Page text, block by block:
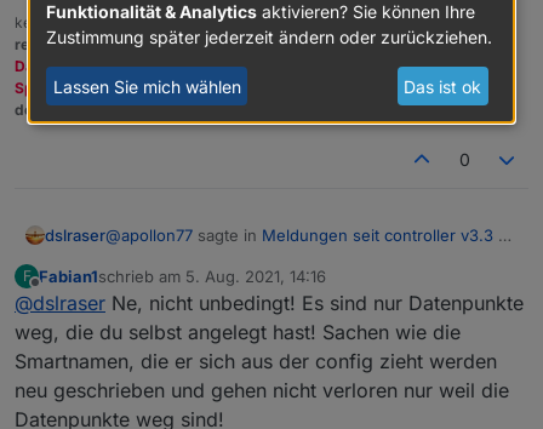
kein Support per PN! - Fragen im Forum stellen - Benutzt das Voting
rechts unten im Beitrag wenn er euch geholfen hat.
Das Forum freut sich über eine Spende. Benutzt dazu den
Spendenbutton oben rechts. Danke!
der Installationsfixer:curl -fsL https://iobroker.net/fix.sh | bash -
0
dslraser@apollon77 sagte in Meldungen seit controller v3.3 zu
@ slowman Du kannst die Instanz löschen und
neu anlegen, oder einfach nur im Admin
hingehen und die betroffenen Objekte Löschen
(die haben alle nen kleinen Papierkorb rechts,
ggf im Expertenmodus). Adapter neu starten und
schauen
Wären das die einzigen Möglichkeiten ?
Dann sind alle Smartnamen für iot oder auch custom
Einstellungen für influxdb oder iqontrol usw. weg. Das
macht einen Haufen Arbeit das dann wieder alles
F
Offline
Fabian1schrieb am 5. Aug. 2021, 14:16
zuletzt editiert von
@dslraser Ne, nicht unbedingt! Es sind nur Datenpunkte
weg, die du selbst angelegt hast! Sachen wie die
Smartnamen, die er sich aus der config zieht werden
neu geschrieben und gehen nicht verloren nur weil die
Datenpunkte weg sind!
Funktionalität & Analytics aktivieren? Sie können Ihre
Zustimmung später jederzeit ändern oder zurückziehen.
Lassen Sie mich wählen Das ist ok